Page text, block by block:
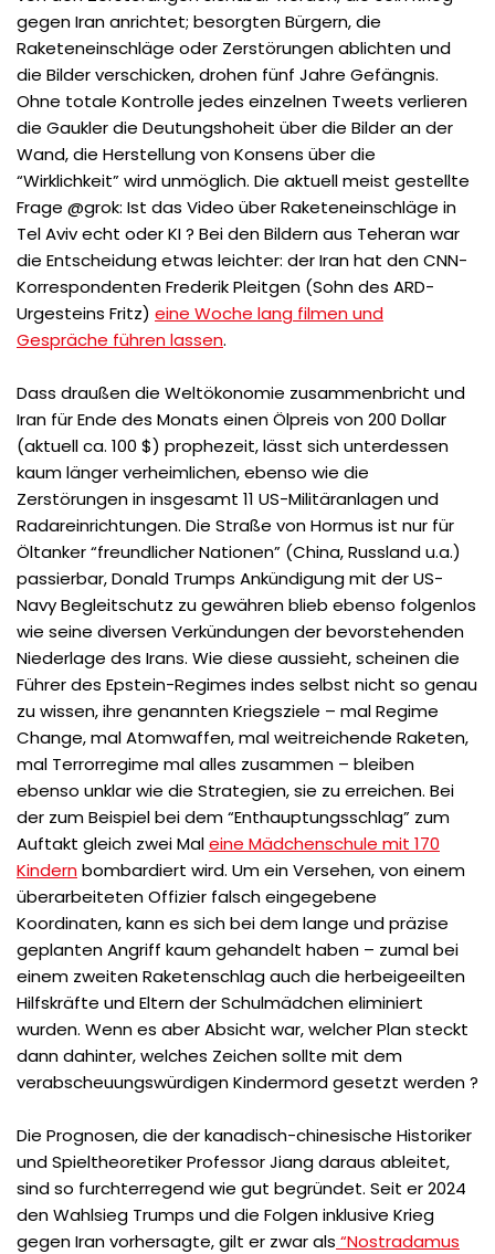
gegen Iran anrichtet; besorgten Bürgern, die
Raketeneinschläge oder Zerstörungen ablichten und
die Bilder verschicken, drohen fünf Jahre Gefängnis.
Ohne totale Kontrolle jedes einzelnen Tweets verlieren
die Gaukler die Deutungshoheit über die Bilder an der
Wand, die Herstellung von Konsens über die
“Wirklichkeit” wird unmöglich. Die aktuell meist gestellte
Frage @grok: Ist das Video über Raketeneinschläge in
Tel Aviv echt oder KI ? Bei den Bildern aus Teheran war
die Entscheidung etwas leichter: der Iran hat den CNN-
Korrespondenten Frederik Pleitgen (Sohn des ARD-
Urgesteins Fritz) eine Woche lang filmen und
Gespräche führen lassen.
Dass draußen die Weltökonomie zusammenbricht und
Iran für Ende des Monats einen Ölpreis von 200 Dollar
(aktuell ca. 100 $) prophezeit, lässt sich unterdessen
kaum länger verheimlichen, ebenso wie die
Zerstörungen in insgesamt 11 US-Militäranlagen und
Radareinrichtungen. Die Straße von Hormus ist nur für
Öltanker “freundlicher Nationen” (China, Russland u.a.)
passierbar, Donald Trumps Ankündigung mit der US-
Navy Begleitschutz zu gewähren blieb ebenso folgenlos
wie seine diversen Verkündungen der bevorstehenden
Niederlage des Irans. Wie diese aussieht, scheinen die
Führer des Epstein-Regimes indes selbst nicht so genau
zu wissen, ihre genannten Kriegsziele – mal Regime
Change, mal Atomwaffen, mal weitreichende Raketen,
mal Terrorregime mal alles zusammen – bleiben
ebenso unklar wie die Strategien, sie zu erreichen. Bei
der zum Beispiel bei dem “Enthauptungsschlag” zum
Auftakt gleich zwei Maleine Mädchenschule mit 170
Kindernbombardiert wird. Um ein Versehen, von einem
überarbeiteten Offizier falsch eingegebene
Koordinaten, kann es sich bei dem lange und präzise
geplanten Angriff kaum gehandelt haben – zumal bei
einem zweiten Raketenschlag auch die herbeigeeilten
Hilfskräfte und Eltern der Schulmädchen eliminiert
wurden. Wenn es aber Absicht war, welcher Plan steckt
dann dahinter, welches Zeichen sollte mit dem
verabscheuungswürdigen Kindermord gesetzt werden ?
Die Prognosen, die der kanadisch-chinesische Historiker
und Spieltheoretiker Professor Jiang daraus ableitet,
sind so furchterregend wie gut begründet. Seit er 2024
den Wahlsieg Trumps und die Folgen inklusive Krieg
gegen Iran vorhersagte, gilt er zwar als “Nostradamus